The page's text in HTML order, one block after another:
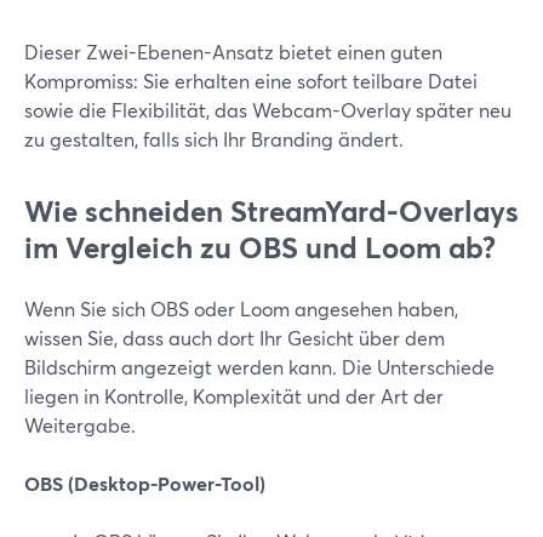
Dieser Zwei-Ebenen-Ansatz bietet einen guten
Kompromiss: Sie erhalten eine sofort teilbare Datei
sowie die Flexibilität, das Webcam-Overlay später neu
zu gestalten, falls sich Ihr Branding ändert.
Wie schneiden StreamYard-Overlays
im Vergleich zu OBS und Loom ab?
Wenn Sie sich OBS oder Loom angesehen haben,
wissen Sie, dass auch dort Ihr Gesicht über dem
Bildschirm angezeigt werden kann. Die Unterschiede
liegen in Kontrolle, Komplexität und der Art der
Weitergabe.
OBS (Desktop-Power-Tool)